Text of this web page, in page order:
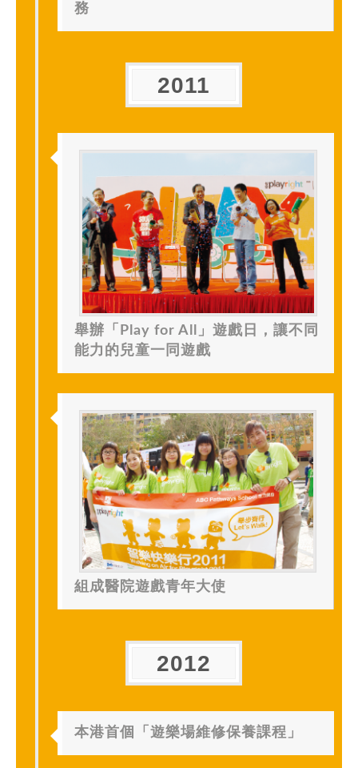
務
2011
舉辦「Play for All」遊戲日，讓不同
能力的兒童一同遊戲
組成醫院遊戲青年大使
2012
本港首個「遊樂場維修保養課程」